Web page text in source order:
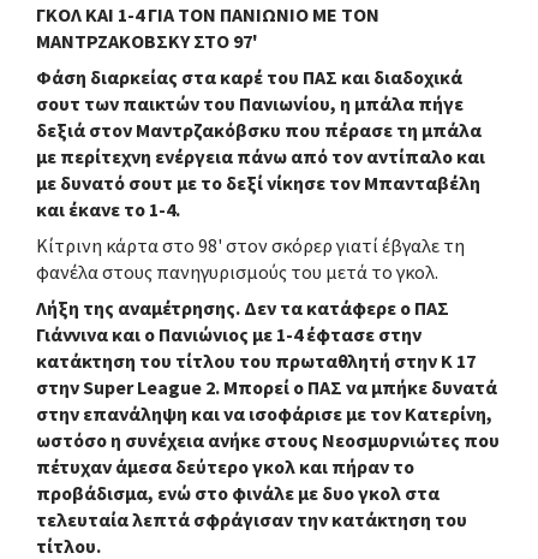
ΓΚΟΛ ΚΑΙ 1-4 ΓΙΑ ΤΟΝ ΠΑΝΙΩΝΙΟ ΜΕ ΤΟΝ
ΜΑΝΤΡΖΑΚΟΒΣΚΥ ΣΤΟ 97'
Φάση διαρκείας στα καρέ του ΠΑΣ και διαδοχικά
σουτ των παικτών του Πανιωνίου, η μπάλα πήγε
δεξιά στον Μαντρζακόβσκυ που πέρασε τη μπάλα
με περίτεχνη ενέργεια πάνω από τον αντίπαλο και
με δυνατό σουτ με το δεξί νίκησε τον Μπανταβέλη
και έκανε το 1-4.
Κίτρινη κάρτα στο 98' στον σκόρερ γιατί έβγαλε τη
φανέλα στους πανηγυρισμούς του μετά το γκολ.
Λήξη της αναμέτρησης. Δεν τα κατάφερε ο ΠΑΣ
Γιάννινα και ο Πανιώνιος με 1-4 έφτασε στην
κατάκτηση του τίτλου του πρωταθλητή στην Κ 17
στην Super League 2. Μπορεί ο ΠΑΣ να μπήκε δυνατά
στην επανάληψη και να ισοφάρισε με τον Κατερίνη,
ωστόσο η συνέχεια ανήκε στους Νεοσμυρνιώτες που
πέτυχαν άμεσα δεύτερο γκολ και πήραν το
προβάδισμα, ενώ στο φινάλε με δυο γκολ στα
τελευταία λεπτά σφράγισαν την κατάκτηση του
τίτλου.